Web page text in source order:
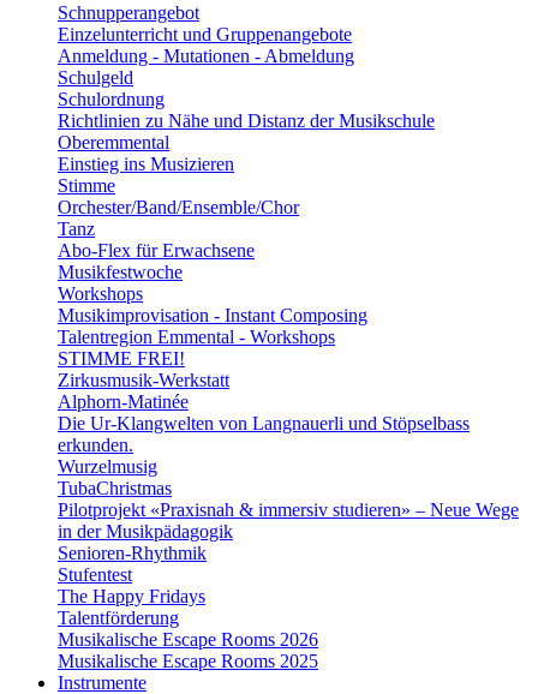
Schnupperangebot
Einzelunterricht und Gruppenangebote
Anmeldung - Mutationen - Abmeldung
Schulgeld
Schulordnung
Richtlinien zu Nähe und Distanz der Musikschule
Oberemmental
Einstieg ins Musizieren
Stimme
Orchester/Band/Ensemble/Chor
Tanz
Abo-Flex für Erwachsene
Musikfestwoche
Workshops
Musikimprovisation - Instant Composing
Talentregion Emmental - Workshops
STIMME FREI!
Zirkusmusik-Werkstatt
Alphorn-Matinée
Die Ur-Klangwelten von Langnauerli und Stöpselbass
erkunden.
Wurzelmusig
TubaChristmas
Pilotprojekt «Praxisnah & immersiv studieren» – Neue Wege
in der Musikpädagogik
Senioren-Rhythmik
Stufentest
The Happy Fridays
Talentförderung
Musikalische Escape Rooms 2026
Musikalische Escape Rooms 2025
Instrumente